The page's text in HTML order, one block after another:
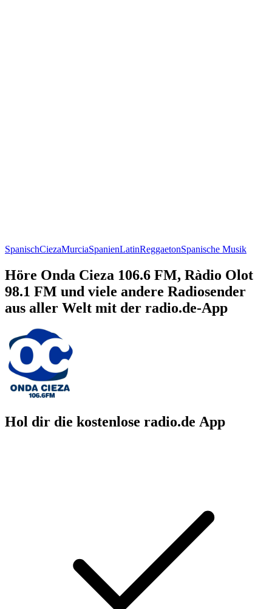
SpanischCiezaMurciaSpanienLatinReggaetonSpanische Musik
Höre Onda Cieza 106.6 FM, Ràdio Olot
98.1 FM und viele andere Radiosender
aus aller Welt mit der radio.de-App
Hol dir die kostenlose radio.de App